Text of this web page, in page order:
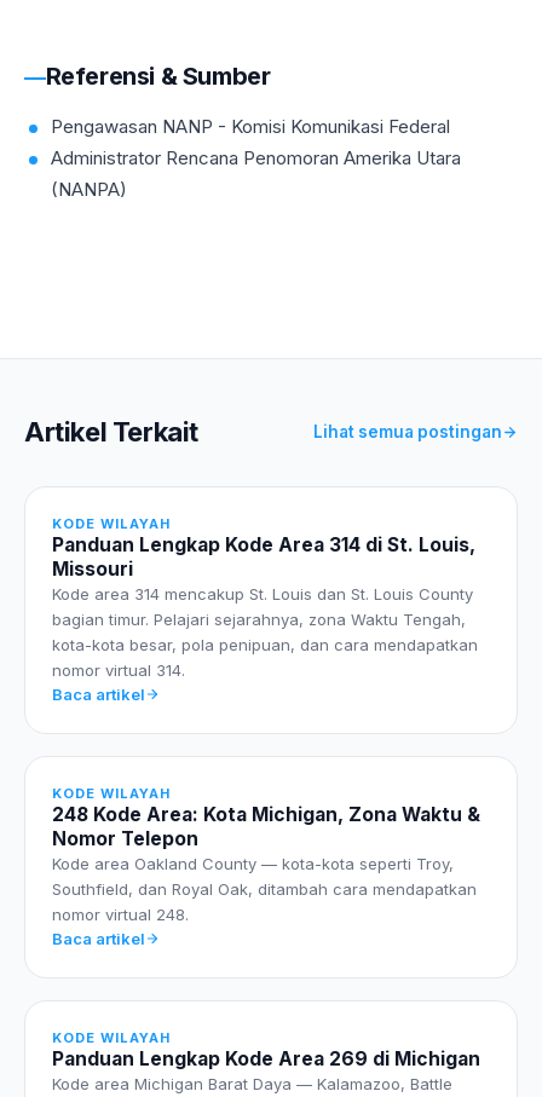
besar serta rumah sakit. Ini adalah salah satu kode area
Amerika Serikat.
Referensi & Sumber
Pengawasan NANP - Komisi Komunikasi Federal
Administrator Rencana Penomoran Amerika Utara
(NANPA)
Artikel Terkait Lihat semua postingan
KODE WILAYAH
Panduan Lengkap Kode Area 314 di St. Louis,
Missouri
Kode area 314 mencakup St. Louis dan St. Louis County
bagian timur. Pelajari sejarahnya, zona Waktu Tengah,
kota-kota besar, pola penipuan, dan cara mendapatkan
nomor virtual 314.
Baca artikel
KODE WILAYAH
248 Kode Area: Kota Michigan, Zona Waktu &
Nomor Telepon
Kode area Oakland County — kota-kota seperti Troy,
Southfield, dan Royal Oak, ditambah cara mendapatkan
nomor virtual 248.
Baca artikel
KODE WILAYAH
Panduan Lengkap Kode Area 269 di Michigan
Kode area Michigan Barat Daya — Kalamazoo, Battle